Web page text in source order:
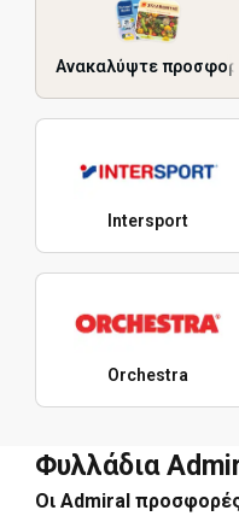
Ανακαλύψτε
Intersport
Orchestra
Φυλλάδια
Οι Admiral